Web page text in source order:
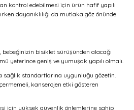
kontrol edebilmesi için ürün hafif yapılı
dayanıklılığı da mutlaka göz önünde
bisiklet sürüşünden alacağı
yeterince geniş ve yumuşak yapılı olmalı.
standartlarına uygunluğu gözetin.
kanserojen etki gösteren
için yüksek güvenlik önlemlerine sahip